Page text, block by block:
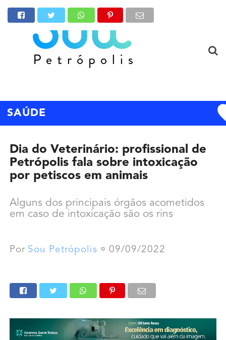
SAÚDE
Dia do Veterinário: profissional de
Petrópolis fala sobre intoxicação
por petiscos em animais
Alguns dos principais órgãos acometidos
em caso de intoxicação são os rins
Por Sou Petrópolis 09/09/2022